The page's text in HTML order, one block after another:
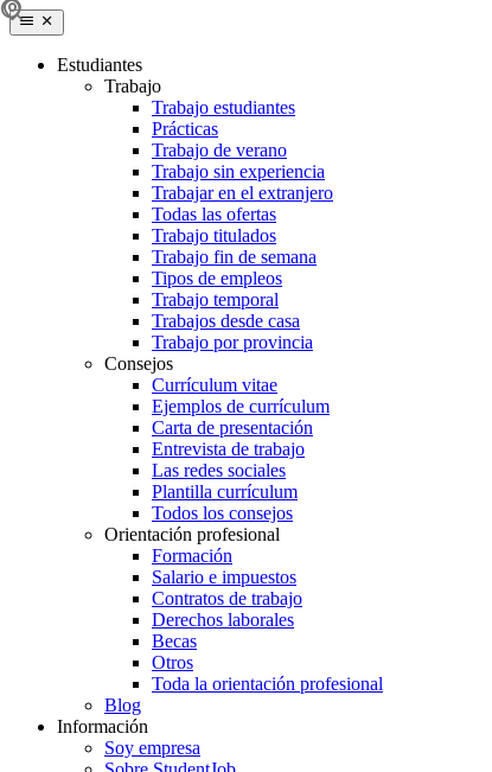
Estudiantes
Trabajo
Trabajo estudiantes
Prácticas
Trabajo de verano
Trabajo sin experiencia
Trabajar en el extranjero
Todas las ofertas
Trabajo titulados
Trabajo fin de semana
Tipos de empleos
Trabajo temporal
Trabajos desde casa
Trabajo por provincia
Consejos
Currículum vitae
Ejemplos de currículum
Carta de presentación
Entrevista de trabajo
Las redes sociales
Plantilla currículum
Todos los consejos
Orientación profesional
Formación
Salario e impuestos
Contratos de trabajo
Derechos laborales
Becas
Otros
Toda la orientación profesional
Blog
Información
Soy empresa